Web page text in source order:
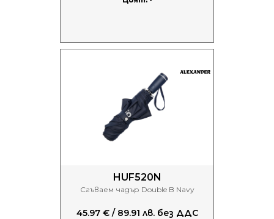
HUF520N
Сгъваем чадър Double B Navy
45.97 € / 89.91 лв. без ДДС